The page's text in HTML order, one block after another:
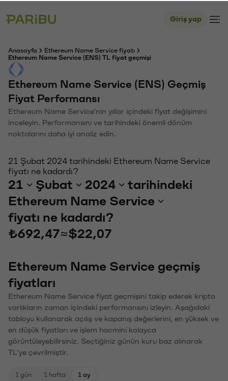
Giriş yap
Anasayfa
Ethereum Name Service fiyatı
Ethereum Name Service (ENS) TL fiyat geçmişi
Ethereum Name Service (ENS) Geçmiş
Fiyat Performansı
Ethereum Name Service'nin yıllar içindeki fiyat değişimini
inceleyin. Performansını ve tarihindeki önemli dönüm
noktalarını daha iyi analiz edin.
21 Şubat 2024 tarihindeki Ethereum Name Service
fiyatı ne kadardı?
21 Şubat 2024
tarihindeki
Ethereum Name Service
fiyatı ne kadardı?
₺692,47≈$22,07
Ethereum Name Service geçmiş
fiyatları
Ethereum Name Service fiyat geçmişini takip ederek kripto
varlıkların zaman içindeki performansını izleyin. Aşağıdaki
tabloyu kullanarak açılış ve kapanış değerlerini, en yüksek ve
en düşük fiyatları ve işlem hacmini kolayca
görüntüleyebilirsiniz. Seçtiğiniz günün kuru baz alınarak
TL'ye çevrilmiştir.
1 gün 1 hafta 1 ay